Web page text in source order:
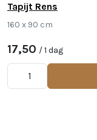
Tapijt Rens
160 x 90 cm
17,50 / 1 dag